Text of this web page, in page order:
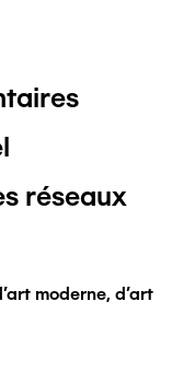
réseaux
moderne, d'art